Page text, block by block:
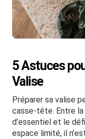
5 Astuces
Valise
Préparer sa valise
casse-tête. Entre la
d’essentiel et le
espace limité, il